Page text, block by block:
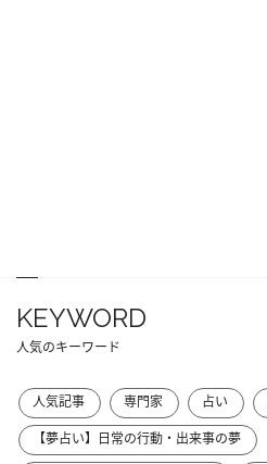
KEYWORD
人気のキーワード
人気記事 専門家 占い
【夢占い】日常の行動・出来事の夢